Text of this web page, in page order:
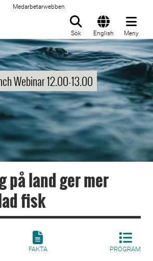
Medarbetarwebben
Sök English Meny
Webinar 12.00-13.00
på land ger mer
fisk
FAKTA PROGRAM